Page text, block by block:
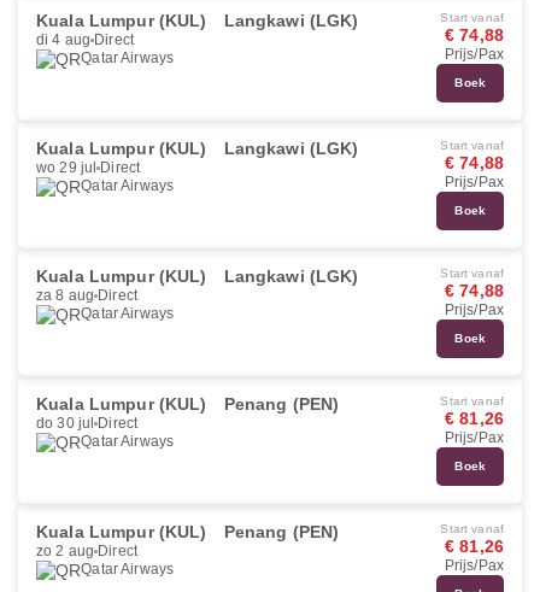
Kuala Lumpur (KUL) Langkawi (LGK)
di 4 aug Direct
Qatar Airways
Start vanaf
€ 74,88
Prijs/Pax
Boek
Kuala Lumpur (KUL) Langkawi (LGK)
wo 29 jul Direct
Qatar Airways
Start vanaf
€ 74,88
Prijs/Pax
Boek
Kuala Lumpur (KUL) Langkawi (LGK)
za 8 aug Direct
Qatar Airways
Start vanaf
€ 74,88
Prijs/Pax
Boek
Kuala Lumpur (KUL) Penang (PEN)
do 30 jul Direct
Qatar Airways
Start vanaf
€ 81,26
Prijs/Pax
Boek
Kuala Lumpur (KUL) Penang (PEN)
zo 2 aug Direct
Qatar Airways
Start vanaf
€ 81,26
Prijs/Pax